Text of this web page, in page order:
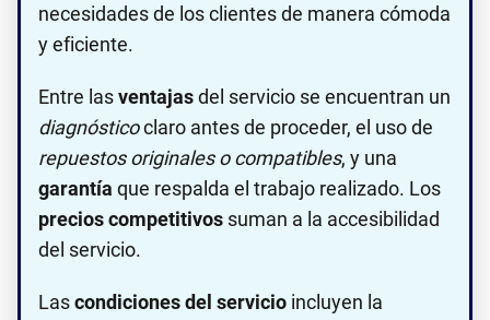
necesidades de los clientes de manera cómoda
y eficiente.
Entre lasventajasdel servicio se encuentran un
diagnósticoclaro antes de proceder, el uso de
repuestos originales o compatibles, y una
garantía que respalda el trabajo realizado. Los
precios competitivos suman a la accesibilidad
del servicio.
Lascondiciones del servicio incluyen la